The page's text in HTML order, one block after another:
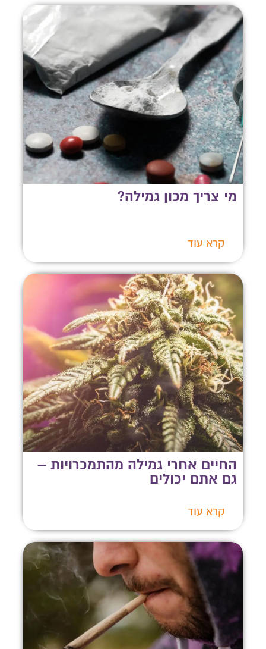
מי צריך מכון גמילה?
קרא עוד
החיים אחרי גמילה מהתמכרויות –
גם אתם יכולים
קרא עוד